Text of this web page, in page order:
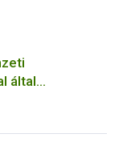
által
kapcsolódó